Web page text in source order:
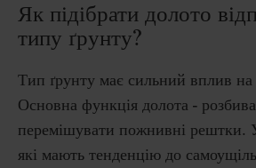
Як підібрати долото
типу ґрунту?
Тип ґрунту має сильний вплив на
Основна функція долота -
перемішувати пожнивні рештки.
які мають тенденцію до